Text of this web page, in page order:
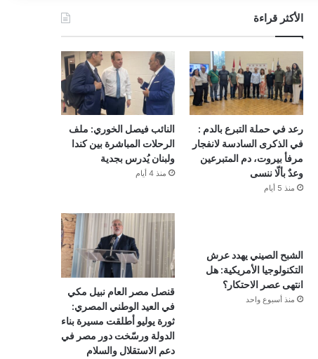
الأكثر قراءة
رعد في حملة التبرع بالدم :
في الذكرى السادسة لانفجار
مرفأ بيروت، دم المتبرعين
وعدٌ بألّا ننسى
منذ 5 أيام
النائب فيصل الخوري: ملف
الرحلات المباشرة بين كندا
ولبنان يُدرس بجدية
منذ 4 أيام
الشبح الصيني يهدد عرش
التكنولوجيا الأمريكية: هل
انتهى عصر الاحتكار؟
منذ أسبوع واحد
قنصل مصر العام نبيل مكي
في العيد الوطني المصري:
ثورة يوليو أطلقت مسيرة بناء
الدولة ورسّخت دور مصر في
دعم الاستقلال والسلام